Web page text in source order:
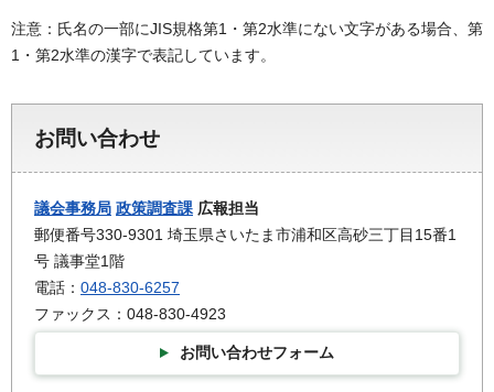
注意：氏名の一部にJIS規格第1・第2水準にない文字がある場合、第
1・第2水準の漢字で表記しています。
お問い合わせ
議会事務局 政策調査課 広報担当
郵便番号330-9301 埼玉県さいたま市浦和区高砂三丁目15番1
号 議事堂1階
電話： 048-830-6257
ファックス：048-830-4923
お問い合わせフォーム